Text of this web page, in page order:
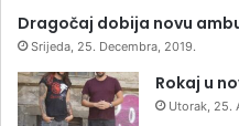
Dragočaj dobija novu
Srijeda, 25. Decembra, 2019.
Rokaj u
Utorak, 25.